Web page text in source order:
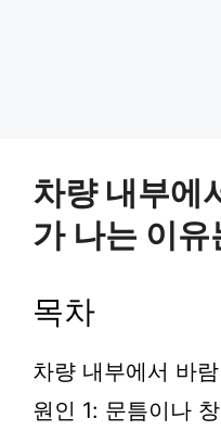
차량 내부에
가 나는 이유
목차
차량 내부에서 바
원인 1: 문틈이나